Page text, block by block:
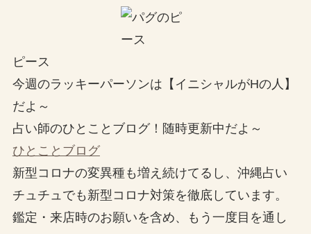
ピース
今週のラッキーパーソンは【イニシャルがHの人】
だよ～
占い師のひとことブログ！随時更新中だよ～
ひとことブログ
新型コロナの変異種も増え続けてるし、沖縄占い
チュチュでも新型コロナ対策を徹底しています。
鑑定・来店時のお願いを含め、もう一度目を通し